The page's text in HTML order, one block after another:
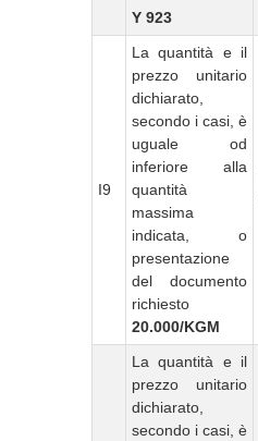
Y 923
I9
La quantità e il
prezzo unitario
dichiarato,
secondo i casi, è
uguale od
inferiore alla
quantità
massima
indicata, o
presentazione
del documento
richiesto
20.000/KGM
La quantità e il
prezzo unitario
dichiarato,
secondo i casi, è